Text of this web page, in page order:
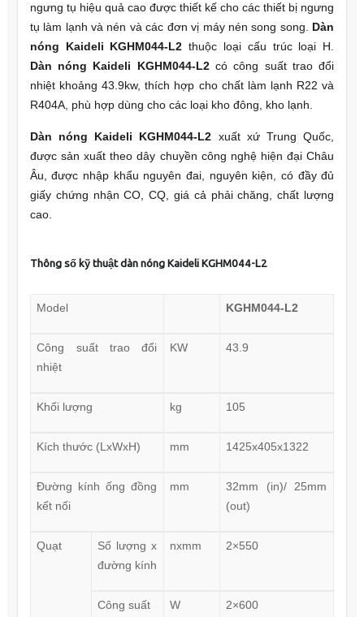
ngưng tụ hiệu quả cao được thiết kế cho các thiết bị ngưng
tụ làm lạnh và nén và các đơn vị máy nén song song. Dàn
nóng Kaideli KGHM044-L2thuộc loại cấu trúc loại H.
Dàn nóng Kaideli KGHM044-L2 có công suất trao đổi
nhiệt khoảng 43.9kw, thích hợp cho chất làm lạnh R22 và
R404A, phù hợp dùng cho các loại kho đông, kho lạnh.
Dàn nóng Kaideli KGHM044-L2 xuất xứ Trung Quốc,
được sản xuất theo dây chuyền công nghệ hiện đại Châu
Âu, được nhập khẩu nguyên đai, nguyên kiện, có đầy đủ
giấy chứng nhận CO, CQ, giá cả phải chăng, chất lượng
cao.
Thông số kỹ thuậtdàn nóng Kaideli KGHM044-L2
Model KGHM044-L2
Công suất trao đổi
nhiệt
KW 43.9
Khối lượng kg 105
Kích thước (LxWxH) mm 1425x405x1322
Đường kính ống đồng
kết nối
mm
32mm (in)/ 25mm
(out)
Quạt
Số lượng x
đường kính
nxmm 2×550
Công suất W 2×600